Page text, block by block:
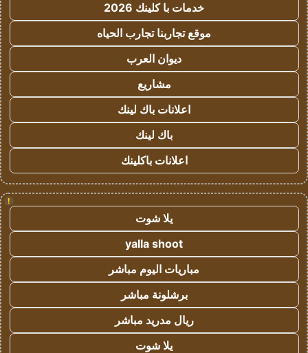
خدمات با كلينك 2026
موقع تجاربنا تجارب الحياه
ديوان العرب
مشاريع
اعلانات باك لينك
باك لينك
اعلانات باكلينك
!
يلا شوت
yalla shoot
مباريات اليوم مباشر
برشلونة مباشر
ريال مدريد مباشر
يلا شوت